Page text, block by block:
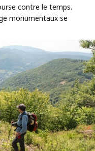
contre le temps.
monumentaux se